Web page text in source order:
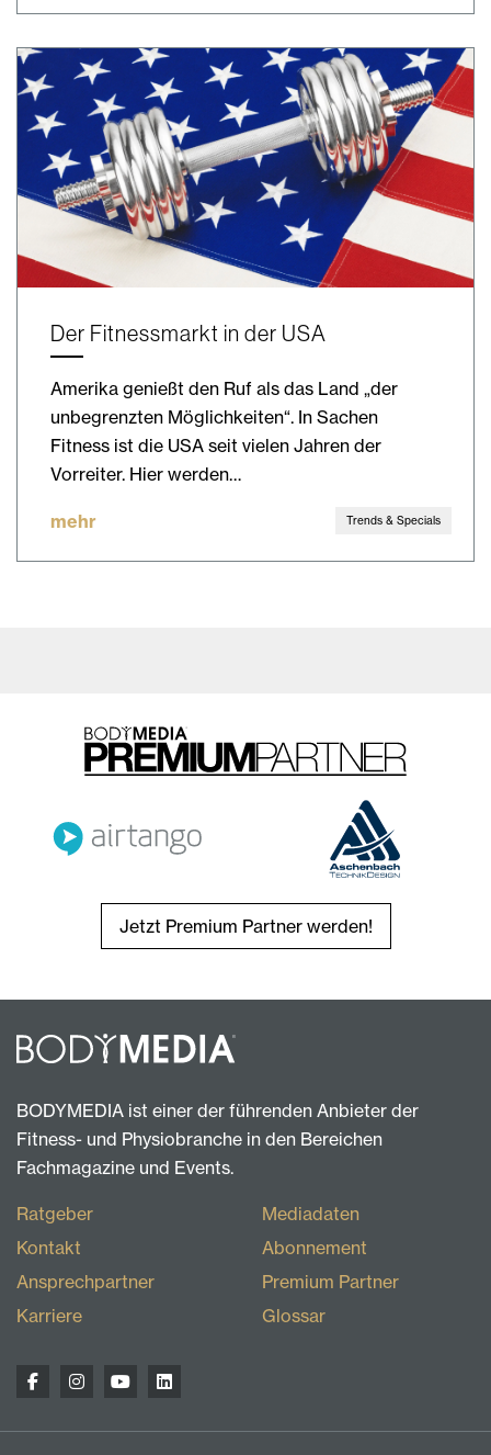
Der Fitnessmarkt in der USA
Amerika genießt den Ruf als das Land „der
unbegrenzten Möglichkeiten“. In Sachen
Fitness ist die USA seit vielen Jahren der
Vorreiter. Hier werden…
mehr Trends & Specials
Jetzt Premium Partner werden!
BODYMEDIA ist einer der führenden Anbieter der
Fitness- und Physiobranche in den Bereichen
Fachmagazine und Events.
Ratgeber
Kontakt
Ansprechpartner
Karriere
Mediadaten
Abonnement
Premium Partner
Glossar